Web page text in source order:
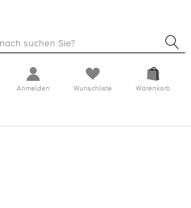
Anmelden Wunschliste Warenkorb